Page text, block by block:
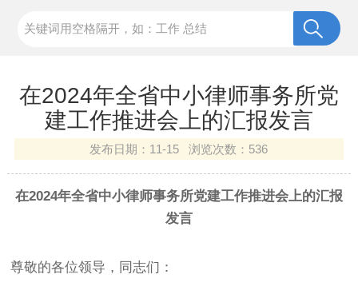
在2024年全省中小律师事务所党
建工作推进会上的汇报发言
发布日期： 11-15 浏览次数： 536
在2024年全省中小律师事务所党建工作推进会上的汇报
发言
尊敬的各位领导，同志们：